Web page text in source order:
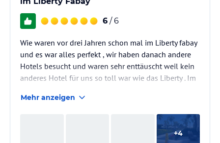
6 / 6
Wie waren vor drei Jahren schon mal im Liberty fabay
und es war alles perfekt , wir haben danach andere
Hotels besucht und waren sehr enttäuscht weil kein
anderes Hotel für uns so toll war wie das Liberty . Im
einiger Änderungen ist alles wie damals perfekt , die
Einfach klasse und unsere Zimmerfee Merve hat uns
jeden zweiten Tag etwas schönes aus Handtüchern
Mehr anzeigen
+4